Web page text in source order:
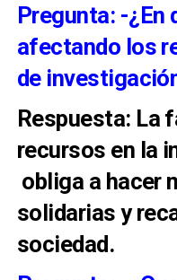
Pregunta: -¿En
afectando los
de
Respuesta: La
recursos en la
obliga a hacer
solidarias y
sociedad.